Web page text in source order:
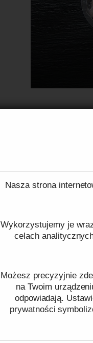
Nasza strona
Wykorzystujemy je
celach
Możesz precyzyjnie
na Twoim
odpowiadają.
prywatności
Co to
Opakowania
tworzyw
zewnętrzne.
Zalety
Opakowania
popularności.
i